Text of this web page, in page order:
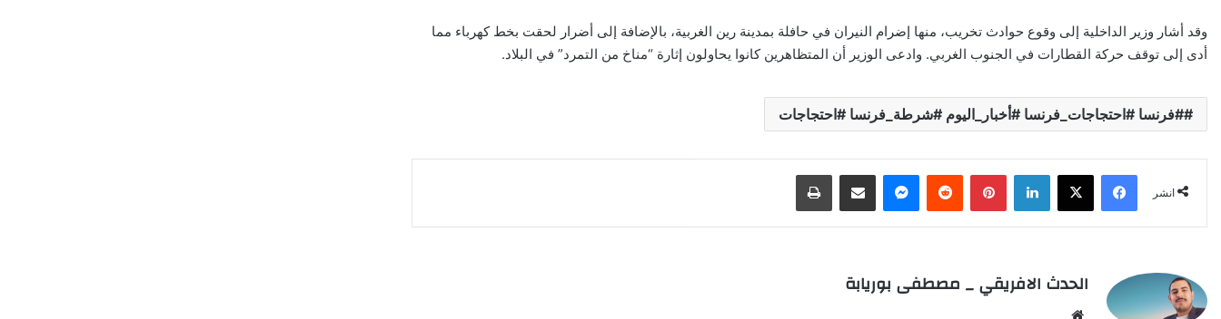
وقد أشار وزير الداخلية إلى وقوع حوادث تخريب، منها إضرام النيران في حافلة بمدينة رين الغربية، بالإضافة إلى أضرار لحقت بخط كهرباء مما
أدى إلى توقف حركة القطارات في الجنوب الغربي. وادعى الوزير أن المتظاهرين كانوا يحاولون إثارة “مناخ من التمرد” في البلاد.
#فرنسا #احتجاجات_فرنسا #أخبار_اليوم #شرطة_فرنسا #احتجاجات
انشر
Facebook
X
LinkedIn
Pinterest
Reddit
Messengerانشر عبر البريد الإلكترونياطبع
الحدث الافريقي _ مصطفى بوريابة